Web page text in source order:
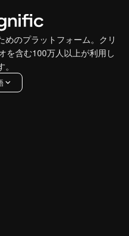
のプラットフォーム。クリ
を含む100万人以上が利用し